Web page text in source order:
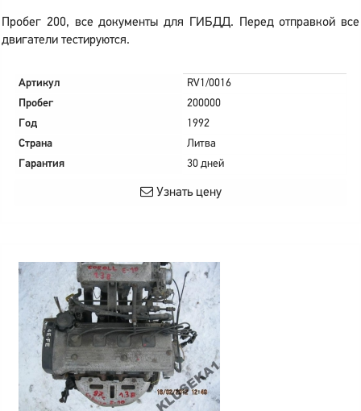
Пробег 200, все документы для ГИБДД. Перед отправкой все
двигатели тестируются.
Артикул
RV1/0016
Пробег
200000
Год
1992
Страна
Литва
Гарантия
30 дней
Узнать цену